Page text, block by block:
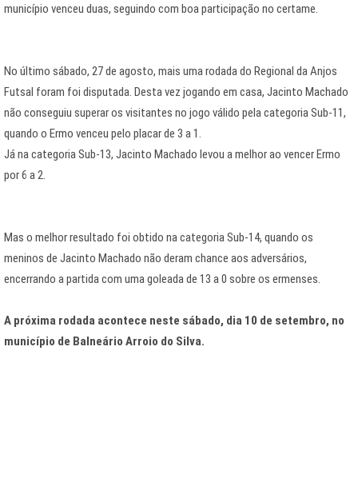
município venceu duas, seguindo com boa participação no certame.
No último sábado, 27 de agosto, mais uma rodada do Regional da Anjos
Futsal foram foi disputada. Desta vez jogando em casa, Jacinto Machado
não conseguiu superar os visitantes no jogo válido pela categoria Sub-11,
quando o Ermo venceu pelo placar de 3 a 1.
Já na categoria Sub-13, Jacinto Machado levou a melhor ao vencer Ermo
por 6 a 2.
Mas o melhor resultado foi obtido na categoria Sub-14, quando os
meninos de Jacinto Machado não deram chance aos adversários,
encerrando a partida com uma goleada de 13 a 0 sobre os ermenses.
A próxima rodada acontece neste sábado, dia 10 de setembro, no
município de Balneário Arroio do Silva.